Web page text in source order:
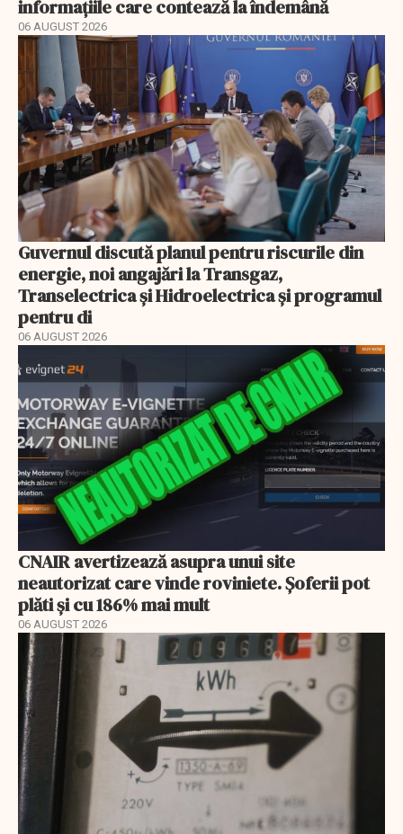
informațiile care contează la îndemână
06 AUGUST 2026
Guvernul discută planul pentru riscurile din
energie, noi angajări la Transgaz,
Transelectrica și Hidroelectrica și programul
pentru di
06 AUGUST 2026
CNAIR avertizează asupra unui site
neautorizat care vinde roviniete. Șoferii pot
plăti și cu 186% mai mult
06 AUGUST 2026